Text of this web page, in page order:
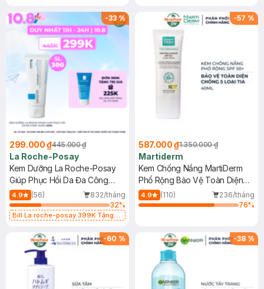
-33%
299.000 ₫445.000 ₫
La Roche-Posay
Kem Dưỡng La Roche-Posay
Giúp Phục Hồi Da Đa Công
Dụng 40ml
4.9 (56)
832/tháng
32%
Bill La roche-posay 399K Tặng
(SL có hạn)
-57 %
587.000 ₫1.350.000 ₫
Martiderm
Kem Chống Nắng MartiDerm
Phổ Rộng Bảo Vệ Toàn Diện
40ml
4.9 (110)
236/tháng
76%
-60 % -38 %